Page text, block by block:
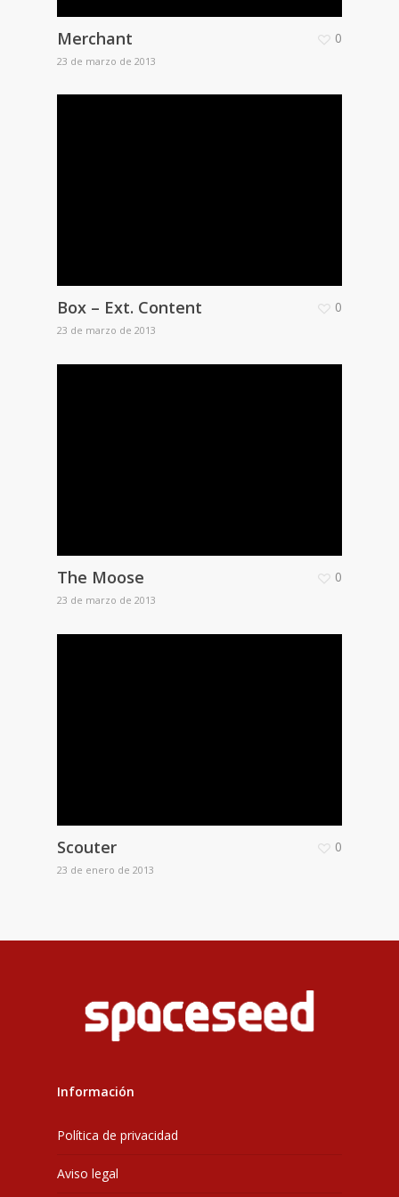
Merchant
23 de marzo de 2013
0
Box – Ext. Content
23 de marzo de 2013
0
The Moose
23 de marzo de 2013
0
Scouter
23 de enero de 2013
0
Información
Política de privacidad
Aviso legal